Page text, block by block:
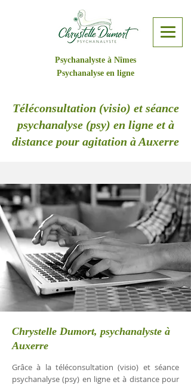
Psychanalyste à Nîmes
Psychanalyse en ligne
Téléconsultation (visio) et séance
psychanalyse (psy) en ligne et à
distance pour agitation à Auxerre
Chrystelle Dumort, psychanalyste à
Auxerre
Grâce à la téléconsultation (visio) et séance
psychanalyse (psy) en ligne et à distance pour